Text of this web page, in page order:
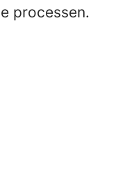
processen.